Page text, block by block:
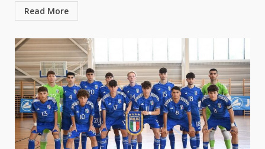
Read More